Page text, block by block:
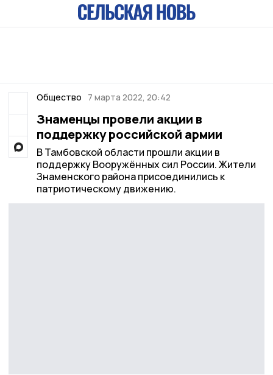
Общество 7 марта 2022, 20:42
Знаменцы провели акции в
поддержку российской армии
В Тамбовской области прошли акции в
поддержку Вооружённых сил России. Жители
Знаменского района присоединились к
патриотическому движению.